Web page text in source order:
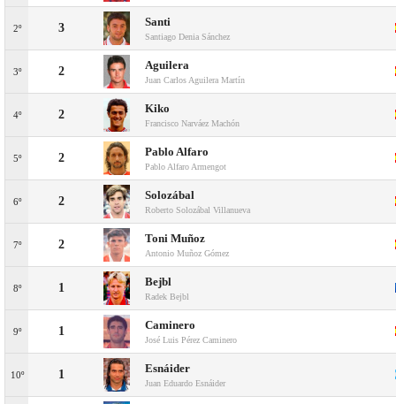
2º 3 Santi
Santiago Denia Sánchez
3º 2 Aguilera
Juan Carlos Aguilera Martín
4º 2 Kiko
Francisco Narváez Machón
5º 2 Pablo Alfaro
Pablo Alfaro Armengot
6º 2 Solozábal
Roberto Solozábal Villanueva
7º 2 Toni Muñoz
Antonio Muñoz Gómez
8º 1 Bejbl
Radek Bejbl
9º 1 Caminero
José Luis Pérez Caminero
10º 1 Esnáider
Juan Eduardo Esnáider